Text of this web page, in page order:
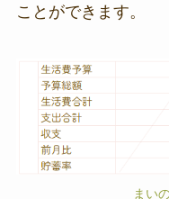
ことができます。
まい